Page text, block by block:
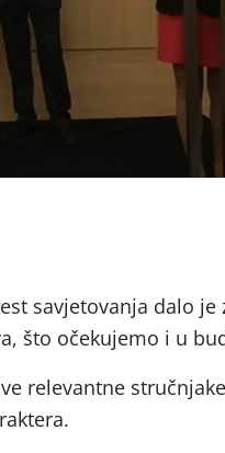
savjetovanja dalo
što očekujemo i u
relevantne